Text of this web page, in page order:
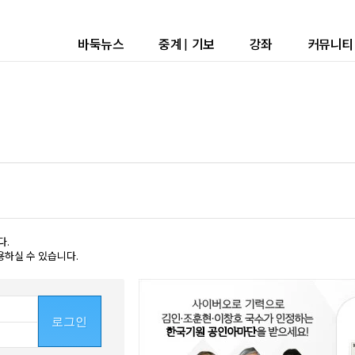
바둑뉴스 중계 | 기보 강좌 커뮤니티
.
하실 수 있습니다.
로그인